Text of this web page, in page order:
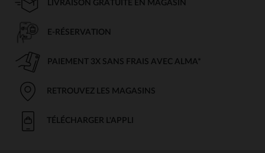
LIVRAISON GRATUITE EN MAGASIN
E-RÉSERVATION
PAIEMENT 3X SANS FRAIS AVEC ALMA*
RETROUVEZ LES MAGASINS
TÉLÉCHARGER L'APPLI